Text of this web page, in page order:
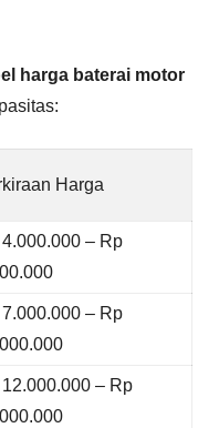
harga baterai motor
Harga
4.000.000 – Rp
7.000.000 – Rp
12.000.000 – Rp